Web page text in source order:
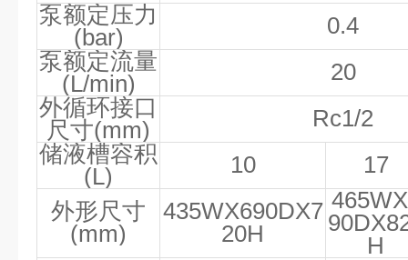
泵额定压力
(bar)
0.4
泵额定流量
(L/min)
20
外循环接口
尺寸(mm)
Rc1/2
储液槽容积
(L)
10
17
外形尺寸
(mm)
435WX690DX7
20H
H